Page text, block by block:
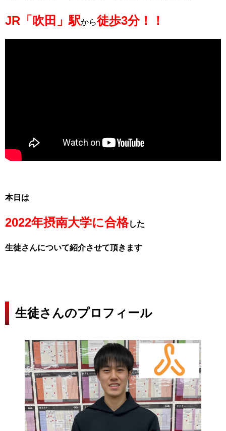
JR「吹田」駅から徒歩3分！！
本日は
2022年摂南大学に合格した
生徒さんについて紹介させて頂きます
生徒さんのプロフィール